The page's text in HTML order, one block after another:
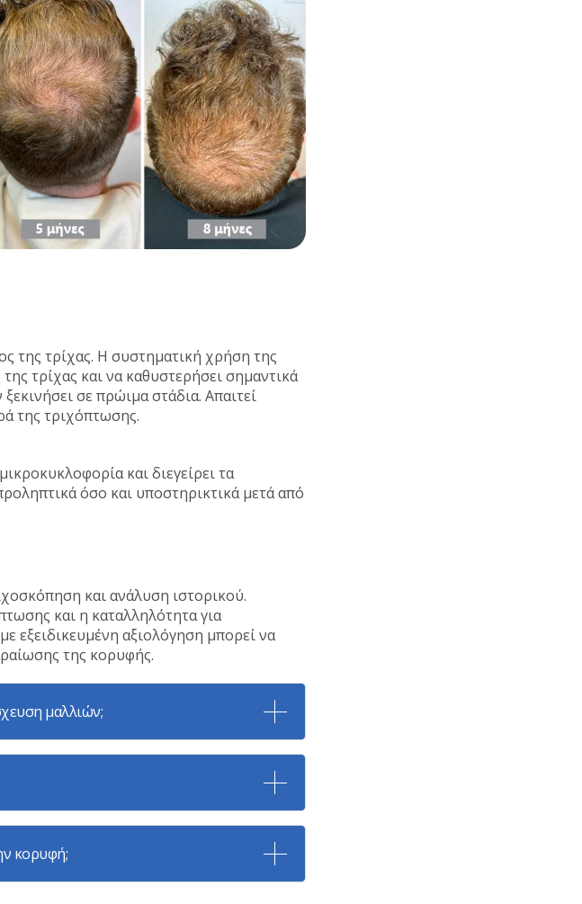
της τρίχας. Η συστηματική χρήση της
τρίχας και να καθυστερήσει σημαντικά
σε πρώιμα στάδια. Απαιτεί
της τριχόπτωσης.
και διεγείρει τα
όσο και υποστηρικτικά μετά από
και ανάλυση ιστορικού.
και η καταλληλότητα για
εξειδικευμένη αξιολόγηση μπορεί να
της κορυφής.
μαλλιών;
κορυφή;